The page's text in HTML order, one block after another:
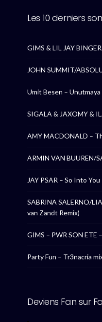
Les 10 derniers
GIMS & LIL JAY
JOHN SUMMIT/
Umit Besen –
SIGALA & JAXOMY &
AMY MACDONALD –
ARMIN VAN BUUREN/
JAY PSAR – So Into You
SABRINA SALERNO/
van Zandt Remix)
GIMS – PWR SON ETE
Party Fun – Tr3nacria
Deviens Fan sur